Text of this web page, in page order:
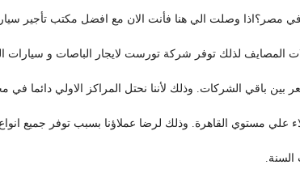
المصايف لذلك توفر شركة تورست لايجار الباصات و سيارات
بين باقي الشركات. وذلك لأننا نحتل المراكز الاولي دائما في
علي مستوي القاهرة. وذلك لرضا عملاؤنا بسبب توفر جميع
السنة.